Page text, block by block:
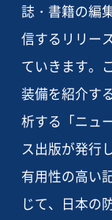
誌・書籍の編
信するリリー
ていきます。
装備を紹介す
析する「ニュ
ス出版が発行
有用性の高い
じて、日本の